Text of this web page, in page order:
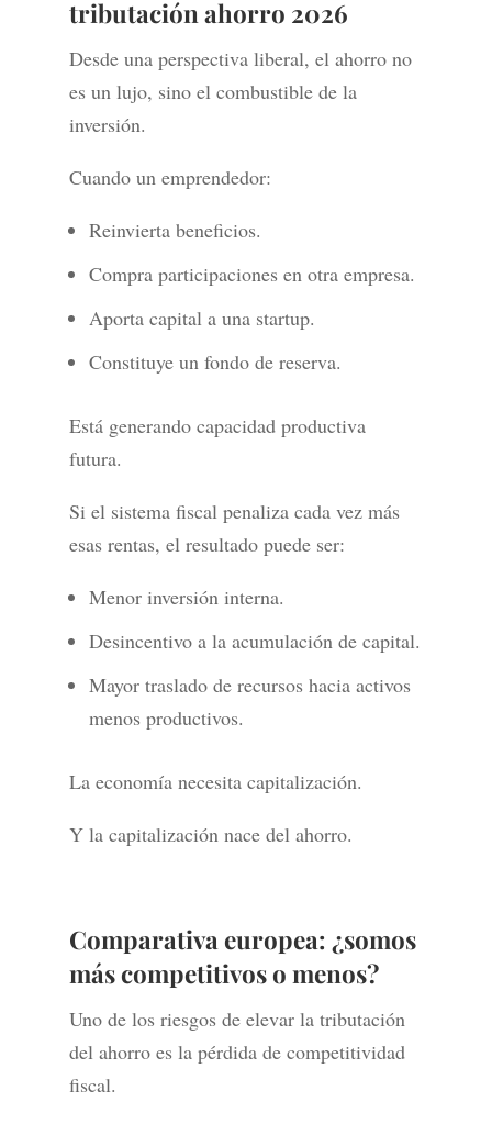
tributación ahorro 2026
Desde una perspectiva liberal, el ahorro no
es un lujo, sino el combustible de la
inversión.
Cuando un emprendedor:
Reinvierta beneficios.
Compra participaciones en otra empresa.
Aporta capital a una startup.
Constituye un fondo de reserva.
Está generando capacidad productiva
futura.
Si el sistema fiscal penaliza cada vez más
esas rentas, el resultado puede ser:
Menor inversión interna.
Desincentivo a la acumulación de capital.
Mayor traslado de recursos hacia activos
menos productivos.
La economía necesita capitalización.
Y la capitalización nace del ahorro.
Comparativa europea: ¿somos
más competitivos o menos?
Uno de los riesgos de elevar la tributación
del ahorro es la pérdida de competitividad
fiscal.